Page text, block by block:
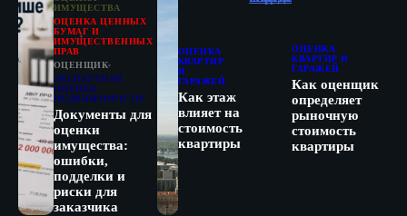
ИМУЩЕСТВА
ОЦЕНКА ЦЕННЫХ
БУМАГ И
ИМУЩЕСТВЕННЫХ
ПРАВ
ОЦЕНЩИК
ЭКСПЕРТНАЯ
ОЦЕНКА
НЕДВИЖИМОСТИ
Документы для
оценки
имущества:
ошибки,
подделки и
риски для
заказчика
ОЦЕНКА
КВАРТИР
И
ГАРАЖЕЙ
Как этаж
влияет на
стоимость
квартиры
ОЦЕНКА
КВАРТИР И
ГАРАЖЕЙ
Как оценщик
определяет
рыночную
стоимость
квартиры